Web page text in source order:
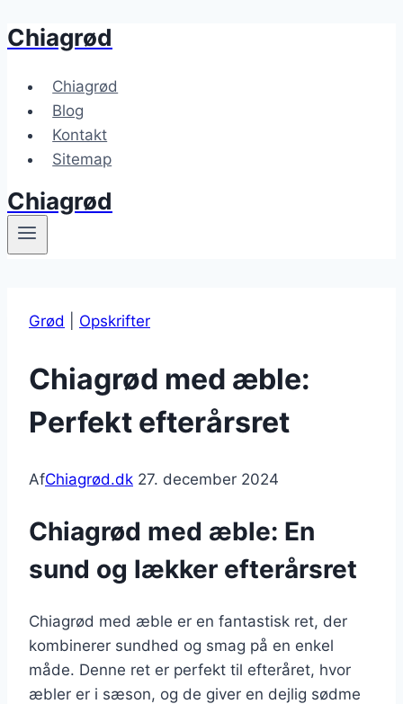
Fortsæt
indhold
Chiagrød
Chiagrød
Blog
Kontakt
Sitemap
Chiagrød
Grød Opskrifter
Chiagrød med æble:
Perfekt efterårsret
AfChiagrød.dk 27. december 2024
Chiagrød med æble: En
sund og lækker efterårsret
Chiagrød med æble er en fantastisk ret, der
kombinerer sundhed og smag på en enkel
måde. Denne ret er perfekt til efteråret, hvor
æbler er i sæson, og de giver en dejlig sødme